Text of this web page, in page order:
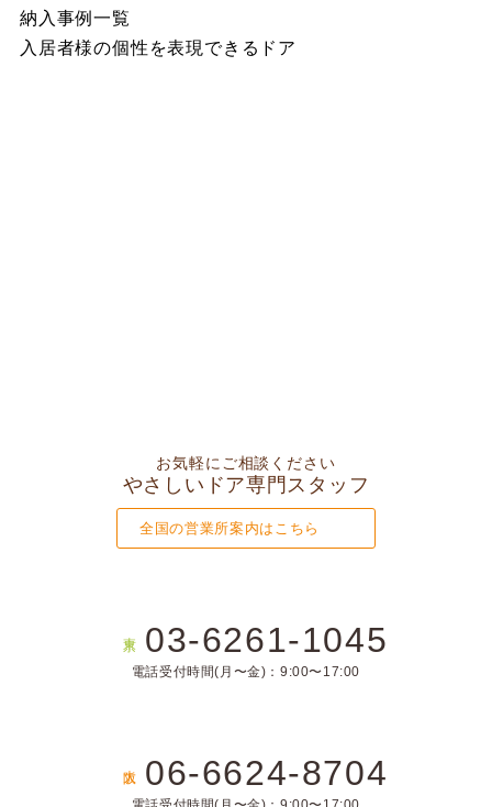
納入事例一覧
入居者様の個性を表現できるドア
お気軽にご相談ください
やさしいドア専門スタッフ
全国の営業所案内はこちら
03-6261-1045
電話受付時間(月〜金)：9:00〜17:00
06-6624-8704